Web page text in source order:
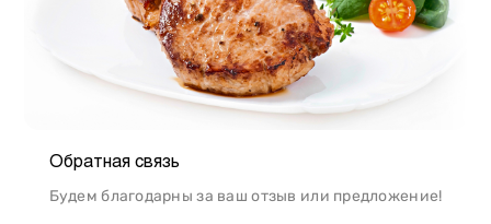
Обратная связь
Будем благодарны за ваш отзыв или предложение!